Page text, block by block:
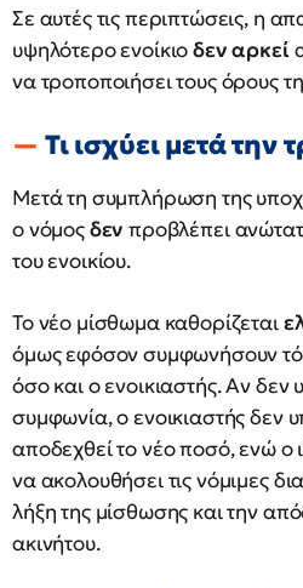
Σε αυτές τις περιπτώσεις, η
υψηλότερο ενοίκιοδεν αρκεί
να τροποποιήσει τους όρους
Τι ισχύει μετά την
Μετά τη συμπλήρωση της
ο νόμοςδενπροβλέπει
του ενοικίου.
Το νέο μίσθωμα καθορίζεται
όμως εφόσον συμφωνήσουν
όσο και ο ενοικιαστής. Αν δεν
συμφωνία, ο ενοικιαστής δεν
αποδεχθεί το νέο ποσό, ενώ ο
να ακολουθήσει τις νόμιμες
λήξη της μίσθωσης και την
ακινήτου.